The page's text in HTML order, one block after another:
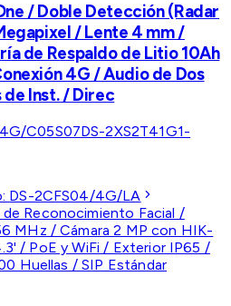
/ Doble Detección (Radar
/ Lente 4 mm /
de Respaldo de Litio 10Ah
4G / Audio de Dos
Inst. / Direc
C05S07DS-2XS2T41G1-
DS-2CFS04/4G/LA